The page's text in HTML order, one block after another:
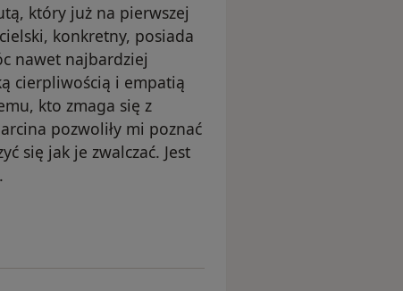
który już na pierwszej
konkretny, posiada
nawet najbardziej
cierpliwością i empatią
kto zmaga się z
pozwoliły mi poznać
się jak je zwalczać. Jest